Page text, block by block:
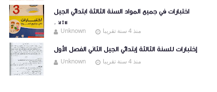
اختبارات في جميع المواد السنة الثالثة ابتدائي الجيل
الثاني
Unknown منذ 4 سنة تقريبا
إختبارات للسنة الثالثة إبتدائي الجيل الثاني الفصل الأول
Unknown منذ 4 سنة تقريبا